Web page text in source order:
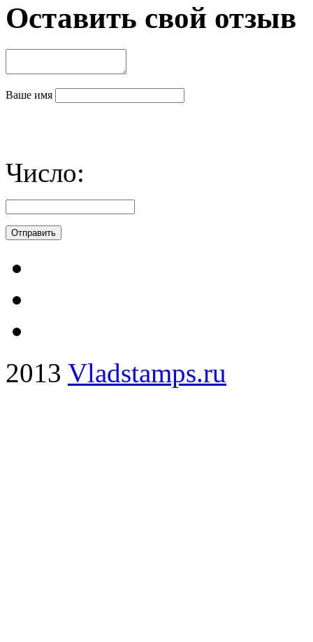
Оставить свой отзыв
Ваше имя
Число:
2013 Vladstamps.ru